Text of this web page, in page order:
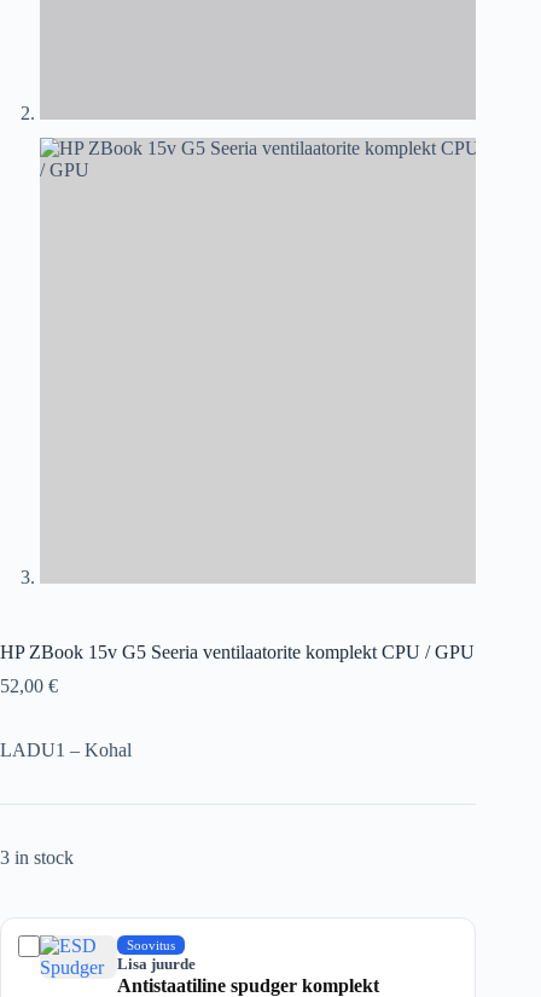
HP ZBook 15v G5 Seeria ventilaatorite komplekt CPU / GPU
52,00 €
LADU1 – Kohal
3 in stock
Soovitus
Lisa juurde
Antistaatiline spudger komplekt